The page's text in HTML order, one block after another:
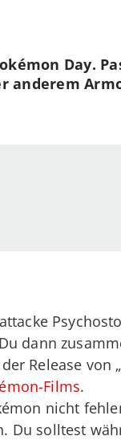
Day.
anderem
dann
Release von
Films.
nicht
Du solltest